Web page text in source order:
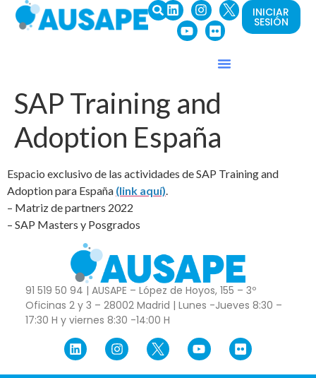
INICIAR
SESIÓN
SAP Training and
Adoption España
Espacio exclusivo de las actividades de SAP Training and
Adoption para España (link aquí)
– Matriz de partners 2022
– SAP Masters y Posgrados
91 519 50 94 | AUSAPE – López de Hoyos, 155 – 3º
Oficinas 2 y 3 – 28002 Madrid | Lunes -Jueves 8:30 –
17:30 H y viernes 8:30 -14:00 H